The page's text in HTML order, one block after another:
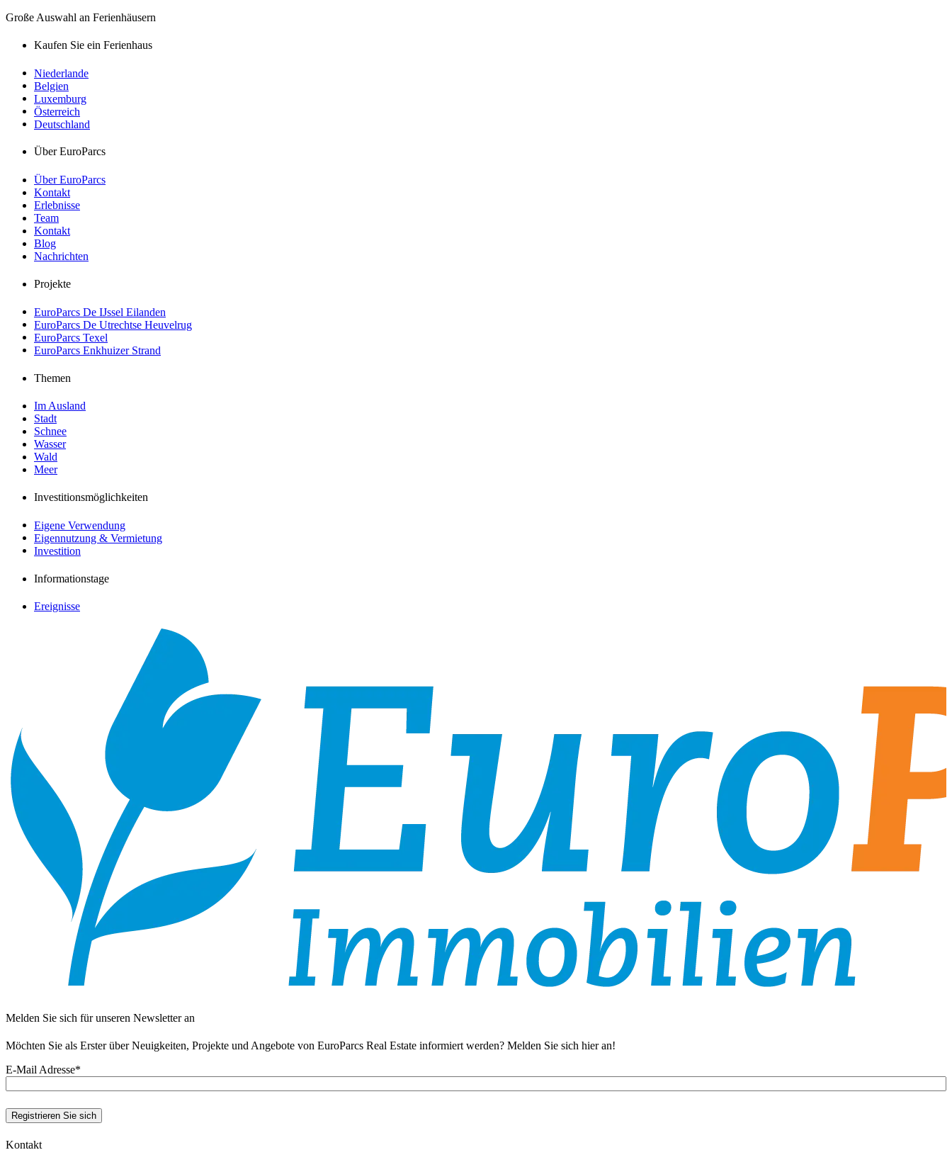
Große Auswahl an Ferienhäusern
Kaufen Sie ein Ferienhaus
Niederlande
Belgien
Luxemburg
Österreich
Deutschland
Über EuroParcs
Über EuroParcs
Kontakt
Erlebnisse
Team
Kontakt
Blog
Nachrichten
Projekte
EuroParcs De IJssel Eilanden
EuroParcs De Utrechtse Heuvelrug
EuroParcs Texel
EuroParcs Enkhuizer Strand
Themen
Im Ausland
Stadt
Schnee
Wasser
Wald
Meer
Investitionsmöglichkeiten
Eigene Verwendung
Eigennutzung & Vermietung
Investition
Informationstage
Ereignisse
Melden Sie sich für unseren Newsletter an
Möchten Sie als Erster über Neuigkeiten, Projekte und Angebote von EuroParcs Real Estate informiert werden? Melden Sie sich hier an!
E-Mail Adresse*
Kontakt